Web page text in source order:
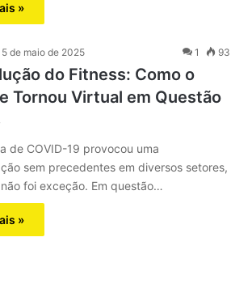
»
de maio de 2025 1 93
do Fitness: Como o
Tornou Virtual em Questão
de COVID-19 provocou uma
sem precedentes em diversos setores,
foi exceção. Em questão…
»